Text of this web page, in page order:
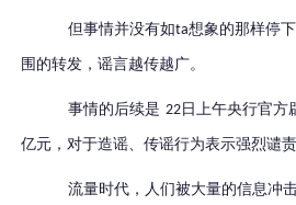
但事情并没有如ta想象的那样停
围的转发，谣言越传越广。
事情的后续是 22 日上午央行官方
亿元，对于造谣、传谣行为表示强烈谴
流量时代，人们被大量的信息冲